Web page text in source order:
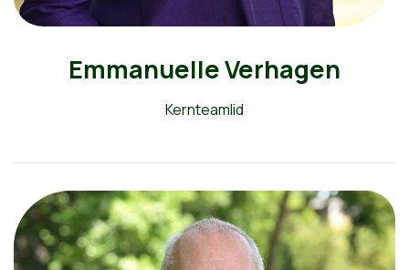
Emmanuelle Verhagen
Kernteamlid